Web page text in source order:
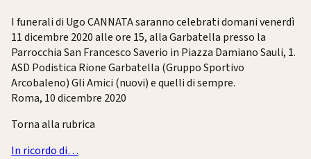
I funerali di Ugo CANNATA saranno celebrati domani venerdì
11 dicembre 2020 alle ore 15, alla Garbatella presso la
Parrocchia San Francesco Saverio in Piazza Damiano Sauli, 1.
ASD Podistica Rione Garbatella (Gruppo Sportivo
Arcobaleno) Gli Amici (nuovi) e quelli di sempre.
Roma, 10 dicembre 2020
Torna alla rubrica
In ricordo di…